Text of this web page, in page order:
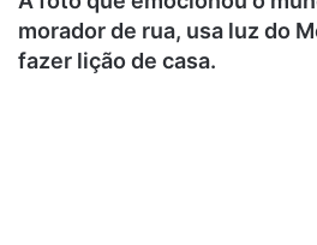
morador de rua, usa luz do
fazer lição de casa.